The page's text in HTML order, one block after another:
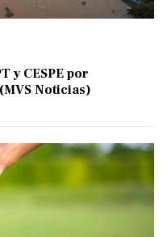
y CESPE por
Noticias)